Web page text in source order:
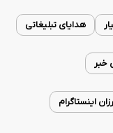
هدایای تبلیغاتی
خبر
اینستاگرام